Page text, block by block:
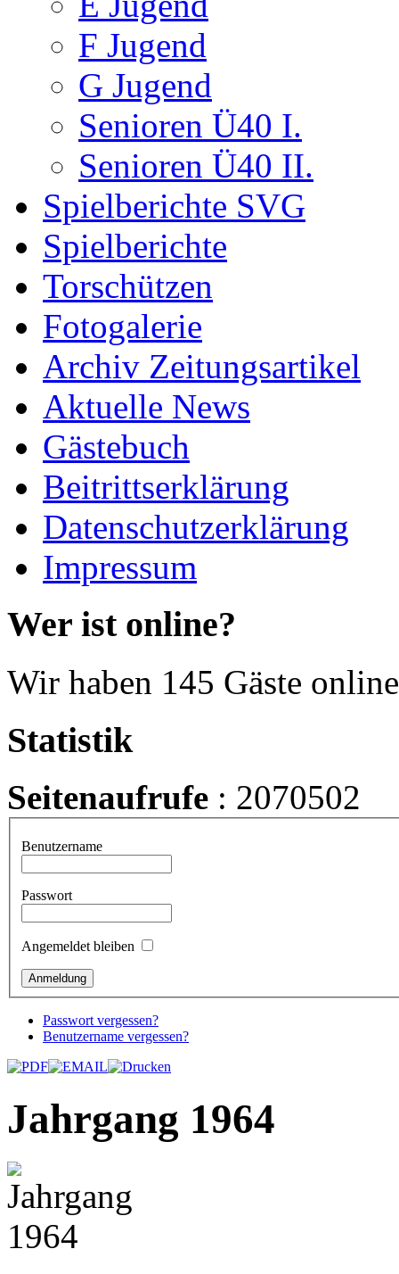
F Jugend
G Jugend
Senioren Ü40 I.
Senioren Ü40 II.
Spielberichte SVG
Spielberichte
Torschützen
Fotogalerie
Archiv Zeitungsartikel
Aktuelle News
Gästebuch
Beitrittserklärung
Datenschutzerklärung
Impressum
Wer ist online?
Wir haben 145 Gäste online
Statistik
Seitenaufrufe : 2070502
Benutzername
Passwort
Angemeldet bleiben
Passwort vergessen?
Benutzername vergessen?
Jahrgang 1964